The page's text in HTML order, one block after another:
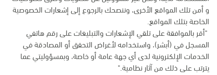
و أمن تلك المواقع الأخرى، وننصحك بالرجوع إلى إشعارات الخصوصية
الخاصة بتلك المواقع.
"أقر بالموافقة على تلقي الإشعارات والتبليغات على رقم هاتفي
المسجل في (أبشر)، واستخدامه لأغراض التحقق أو المصادقة في
الخدمات الإلكترونية لدى أي جهة عامة أو خاصة، وبمسؤوليتي عما
يترتب على ذلك من آثار نظامية."